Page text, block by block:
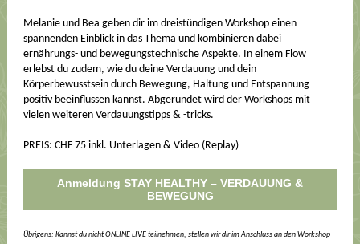
Melanie und Bea geben dir im dreistündigen Workshop einen
spannenden Einblick in das Thema und kombinieren dabei
ernährungs- und bewegungstechnische Aspekte. In einem Flow
erlebst du zudem, wie du deine Verdauung und dein
Körperbewusstsein durch Bewegung, Haltung und Entspannung
positiv beeinflussen kannst. Abgerundet wird der Workshops mit
vielen weiteren Verdauungstipps & -tricks.
PREIS: CHF 75 inkl. Unterlagen & Video (Replay)
Anmeldung STAY HEALTHY – VERDAUUNG &
BEWEGUNG
Übrigens: Kannst du nicht ONLINE LIVE teilnehmen, stellen wir dir im Anschluss an den Workshop